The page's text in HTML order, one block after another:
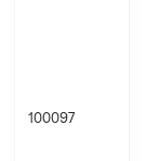
100097